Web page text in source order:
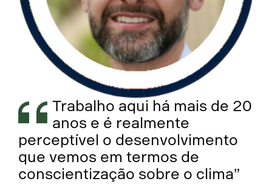
Trabalho aqui há mais de 20
anos e é realmente
perceptível o desenvolvimento
que vemos em termos de
conscientização sobre o clima”